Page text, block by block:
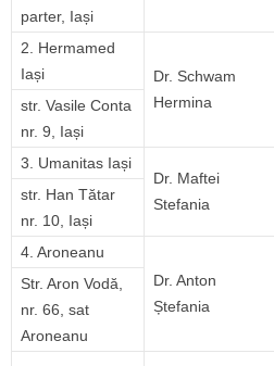
parter, Iași
2. Hermamed
Iași
Dr. Schwam
Hermina
str. Vasile Conta
nr. 9, Iași
3. Umanitas Iași
Dr. Maftei
Stefania
str. Han Tătar
nr. 10, Iași
4. Aroneanu
Dr. Anton
Ștefania
Str. Aron Vodă,
nr. 66, sat
Aroneanu